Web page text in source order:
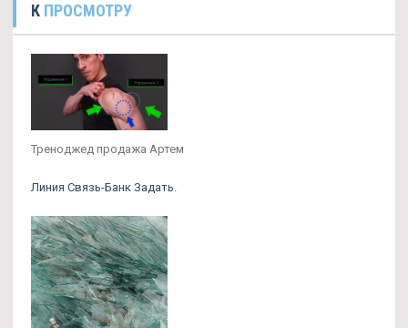
К ПРОСМОТРУ
Треноджед продажа Артем
Линия Связь-Банк Задать.